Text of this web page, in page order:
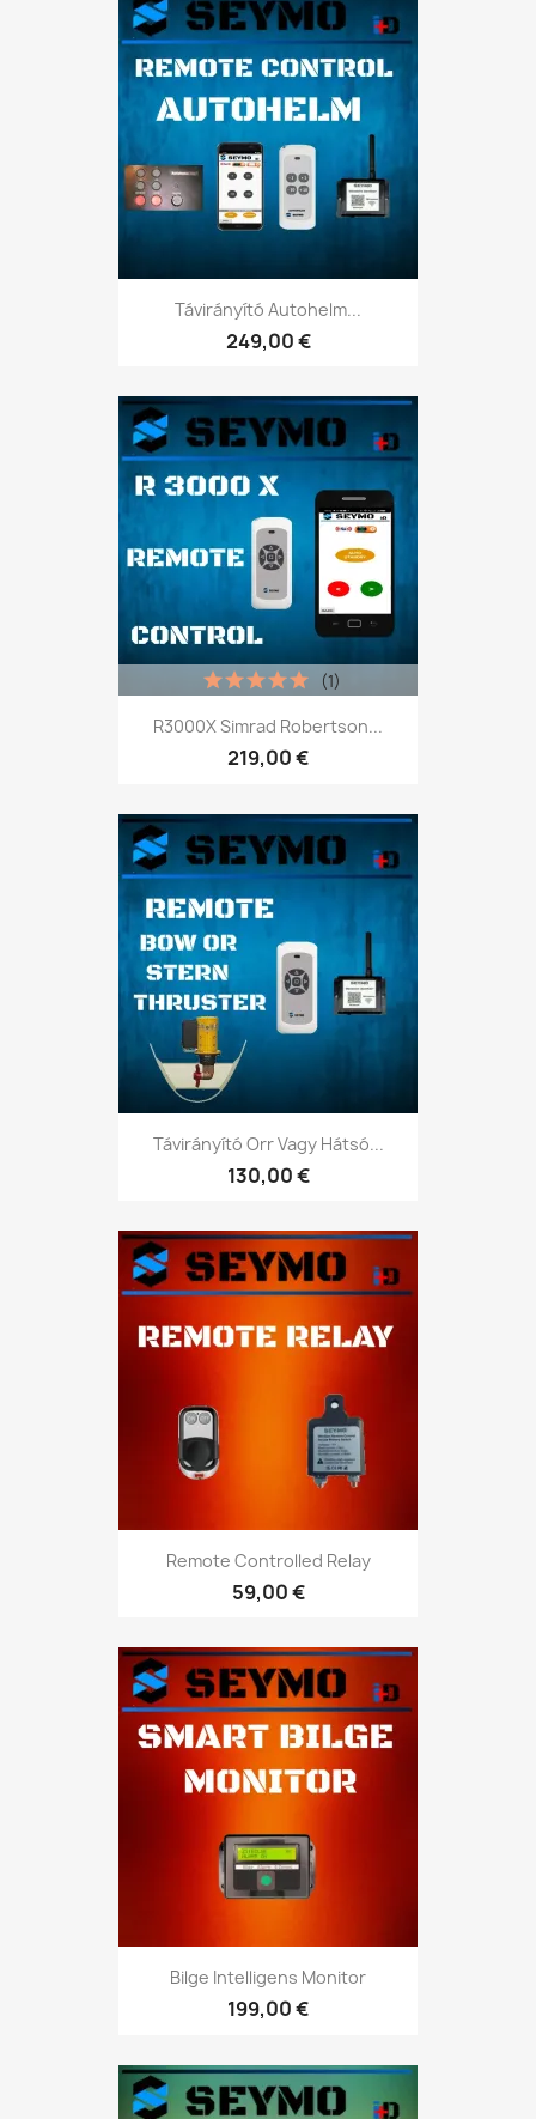
Távirányító Autohelm...
249,00 €
R3000X Simrad Robertson...
219,00 €
(1)
Távirányító Orr Vagy Hátsó...
130,00 €
Remote Controlled Relay
59,00 €
Bilge Intelligens Monitor
199,00 €